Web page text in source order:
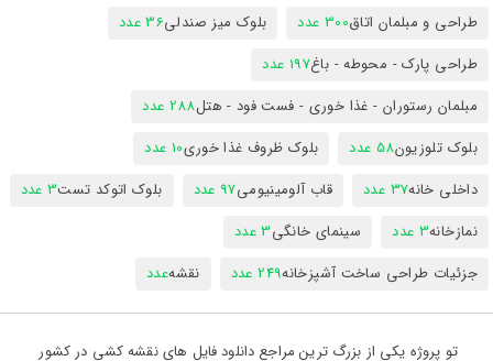
طراحی و مبلمان اتاق300 عدد بلوک میز صندلی36 عدد
طراحی پارک - محوطه - باغ197 عدد
مبلمان رستوران - غذا خوری - فست فود - هتل288 عدد
بلوک تلوزیون58 عدد بلوک ظروف غذا خوری10 عدد
داخلی خانه37 عدد قاب آلومینیومی97 عدد بلوک اتوکد تست3 عدد
نمازخانه3 عدد سینمای خانگی3 عدد
جزئیات طراحی ساخت آشپزخانه249 عدد نقشهعدد
تو پروژه یکی از بزرگ ترین مراجع دانلود فایل های نقشه کشی در کشور